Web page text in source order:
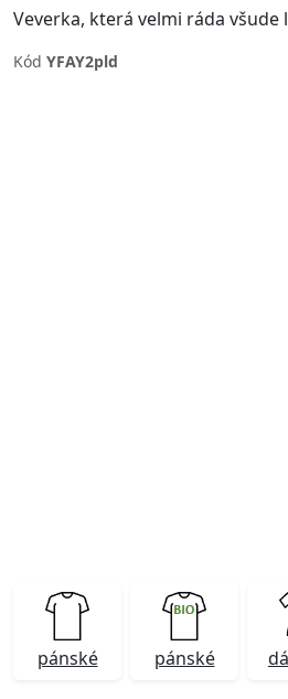
Veverka, která velmi ráda všude
Kód YFAY2pld
pánské pánské